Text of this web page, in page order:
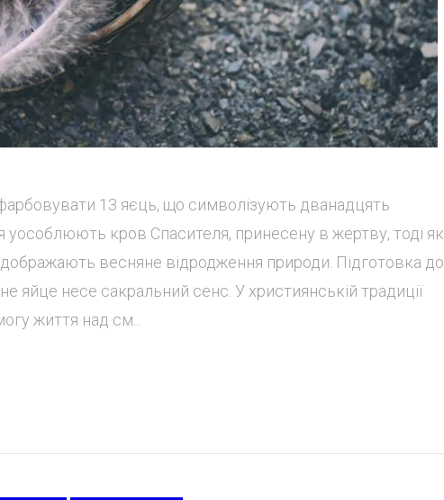
13 яєць, що символізують дванадцять
уособлюють кров Спасителя, принесену в жертву, тоді як
весняне відродження природи. Підготовка до
яйце несе сакральний сенс. У християнській традиції
життя над см...